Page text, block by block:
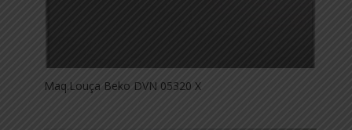
Maq.Louça Beko DVN 05320 X